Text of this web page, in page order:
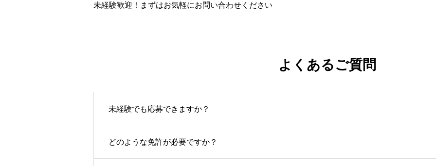
未経験歓迎！まずはお気軽にお問い合わせください
よくあるご質問
未経験でも応募できますか？
どのような免許が必要ですか？